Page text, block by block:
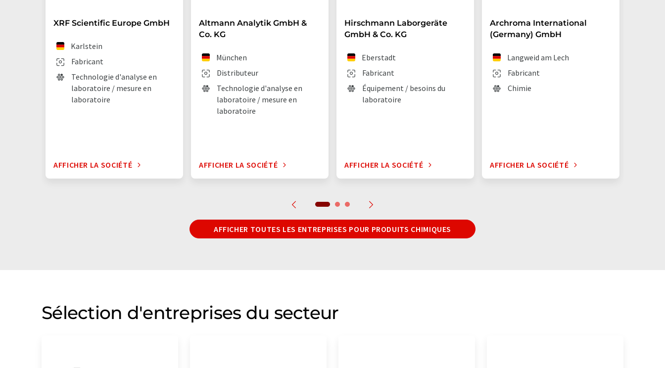
XRF Scientific Europe GmbH
Fabricant
Karlstein
Technologie d'analyse en
laboratoire / mesure en
laboratoire
AFFICHER LA SOCIÉTÉ
Altmann Analytik GmbH &
Co. KG
Distributeur
München
Technologie d'analyse en
laboratoire / mesure en
laboratoire
AFFICHER LA SOCIÉTÉ
Hirschmann Laborgeräte
GmbH & Co. KG
Fabricant
Eberstadt
Équipement / besoins du
laboratoire
AFFICHER LA SOCIÉTÉ
Archroma International
(Germany) GmbH
Fabricant
Langweid am Lech
Chimie
AFFICHER LA SOCIÉTÉ
AFFICHER TOUTES LES ENTREPRISES POUR PRODUITS CHIMIQUES
Sélection d'entreprises du secteur